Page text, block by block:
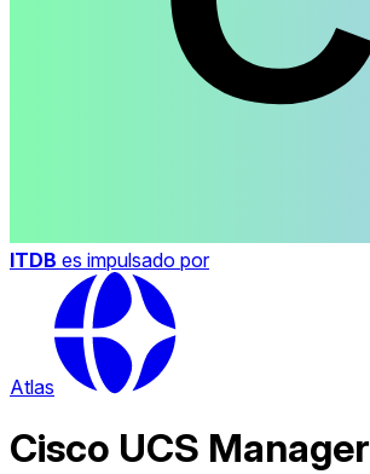
ITDB es impulsado por
Atlas
Cisco UCS Manager